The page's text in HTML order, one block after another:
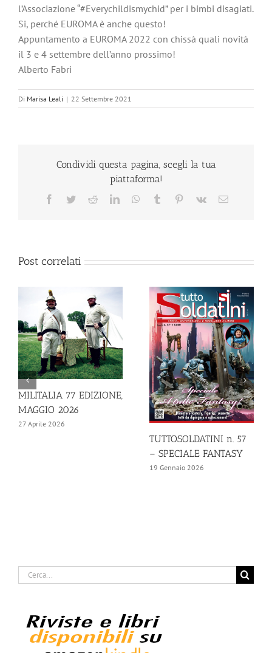
l’Associazione “#Everychildismychid” per i bimbi disagiati.
Si, perché EUROMA è anche questo!
Appuntamento a EUROMA 2022 con chissà quali novità
il 3 e 4 settembre dell’anno prossimo!
Alberto Fabri
Di Marisa Leali | 22 Settembre 2021
Condividi questa pagina, scegli la tua
piattaforma!
Facebook
TwitterRedditLinkedInWhatsApp
Tumblr Pinterest
Vk Email
Post correlati
MILITALIA 77 EDIZIONE,
MAGGIO 2026
27 Aprile 2026
TUTTOSOLDATINI n. 57
– SPECIALE FANTASY
19 Gennaio 2026
Cerca